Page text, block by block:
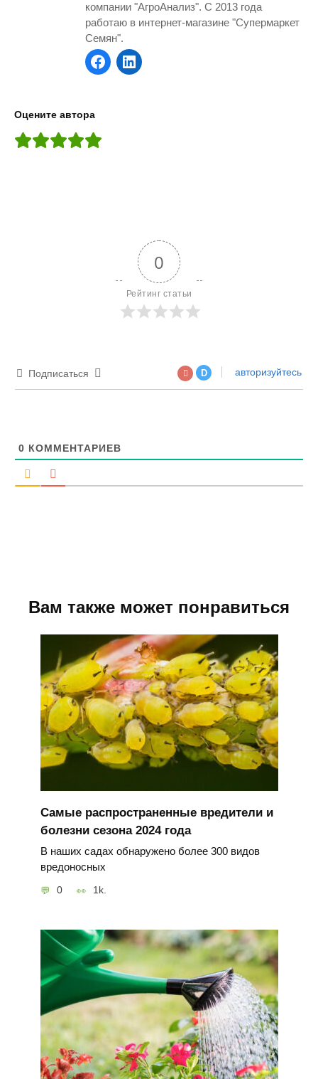
компании "АгроАнализ". С 2013 года
работаю в интернет-магазине "Супермаркет
Семян".
Оцените автора
0
Рейтинг статьи
Подписаться D авторизуйтесь
0 КОММЕНТАРИЕВ
Вам также может понравиться
Самые распространенные вредители и
болезни сезона 2024 года
В наших садах обнаружено более 300 видов
вредоносных
0 1k.